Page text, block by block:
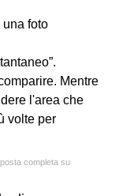
foto
Mentre
l'area che
volte per
completa su